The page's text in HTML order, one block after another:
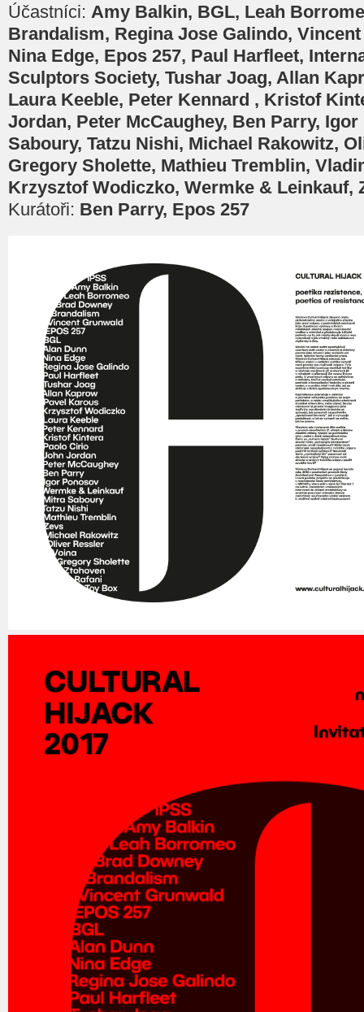
Účastníci: Amy Balkin, BGL, Leah
Brandalism, Regina Jose Galindo,
Nina Edge, Epos 257, Paul Harfleet,
Sculptors Society, Tushar Joag, Allan
Laura Keeble, Peter Kennard , Kristof
Jordan, Peter McCaughey, Ben Parry,
Saboury, Tatzu Nishi, Michael Rakowitz,
Gregory Sholette, Mathieu Tremblin,
Krzysztof Wodiczko, Wermke & Leinkauf,
Kurátoři: Ben Parry, Epos 257